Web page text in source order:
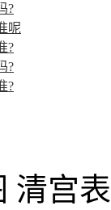
?
呢
?
?
?
清宫